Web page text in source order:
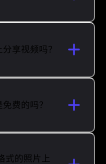
享视频吗？
费的吗？
式的照片上